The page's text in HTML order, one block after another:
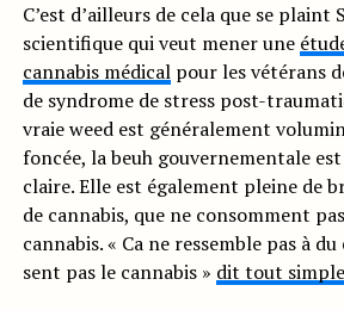
C’est d’ailleurs de cela que se plaint
scientifique qui veut mener une
cannabis médicalpour les vétérans
de syndrome de stress post-
vraie weed est généralement
foncée, la beuh gouvernementale
claire. Elle est également pleine de
de cannabis, que ne consomment
cannabis. « Ca ne ressemble pas à
sent pas le cannabis » dit tout